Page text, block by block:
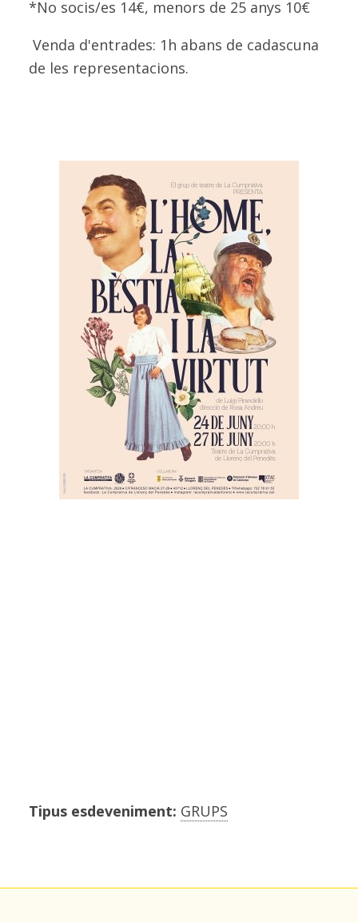
Tipus esdeveniment: GRUPS
*No socis/es 14€, menors de 25 anys 10€
Venda d'entrades: 1h abans de cadascuna
de les representacions.